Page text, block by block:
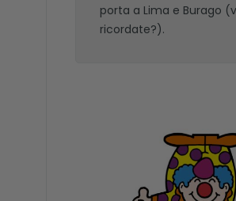
porta a Lima e Burago
ricordate?).